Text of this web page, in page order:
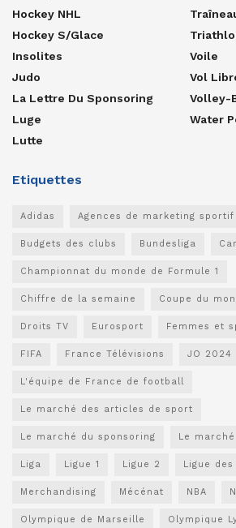
Hockey NHL
Hockey S/glace
Insolites
Judo
La Lettre Du Sponsoring
Luge
Lutte
Voile
Vol
Volley-
Water
Etiquettes
Adidas Agences de marketing sportif
Budgets des clubs Bundesliga
Championnat du monde de Formule 1
Chiffre de la semaine Coupe du
Droits TV Eurosport Femmes et
FIFA France Télévisions JO 2024
L'équipe de France de football
Le marché des articles de sport
Le marché du sponsoring Le
Liga Ligue 1 Ligue 2 Ligue
Merchandising Mécénat NBA
Olympique de Marseille Olympique